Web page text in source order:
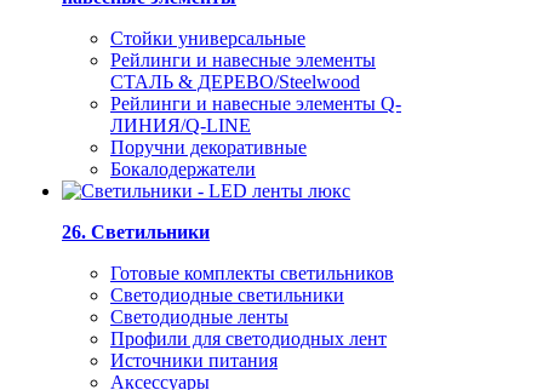
Стойки универсальные
Рейлинги и навесные элементы
СТАЛЬ & ДЕРЕВО/Steelwood
Рейлинги и навесные элементы Q-
ЛИНИЯ/Q-LINE
Поручни декоративные
Бокалодержатели
26. Светильники
Готовые комплекты светильников
Светодиодные светильники
Светодиодные ленты
Профили для светодиодных лент
Источники питания
Аксессуары